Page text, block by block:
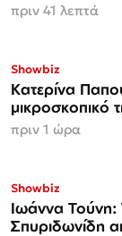
πριν 41 λεπτά
Showbiz
Κατερίνα
μικροσκοπικό
πριν 1 ώρα
Showbiz
Ιωάννα Τούνη:
Σπυριδωνίδη